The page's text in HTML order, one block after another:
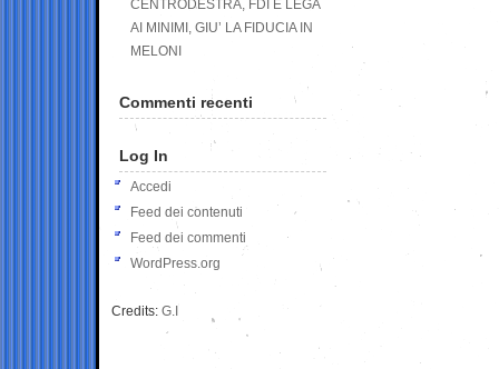
CENTRODESTRA, FDI E LEGA
AI MINIMI, GIU’ LA FIDUCIA IN
MELONI
Commenti recenti
Log In
Accedi
Feed dei contenuti
Feed dei commenti
WordPress.org
Credits: G.I